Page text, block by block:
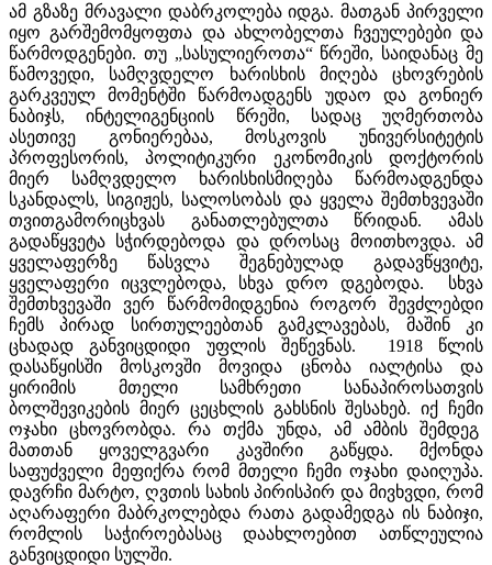
ამ გზაზე მრავალი დაბრკოლება იდგა. მათგან პირველი
იყო გარშემომყოფთა და ახლობელთა ჩვეულებები და
წარმოდგენები. თუ „სასულიეროთა“ წრეში, საიდანაც მე
წამოვედი, სამღვდელო ხარისხის მიღება ცხოვრების
გარკვეულ მომენტში წარმოადგენს უდაო და გონიერ
ნაბიჯს, ინტელიგენციის წრეში, სადაც უღმერთობა
ასეთივე გონიერებაა, მოსკოვის უნივერსიტეტის
პროფესორის, პოლიტიკური ეკონომიკის დოქტორის
მიერ სამღვდელო ხარისხისმიღება წარმოადგენდა
სკანდალს, სიგიჟეს, სალოსობას და ყველა შემთხვევაში
თვითგამორიცხვას განათლებულთა წრიდან. ამას
გადაწყვეტა სჭირდებოდა და დროსაც მოითხოვდა. ამ
ყველაფერზე წასვლა შეგნებულად გადავწყვიტე,
ყველაფერი იცვლებოდა, სხვა დრო დგებოდა. სხვა
შემთხვევაში ვერ წარმომიდგენია როგორ შევძლებდი
ჩემს პირად სირთულეებთან გამკლავებას, მაშინ კი
ცხადად განვიცდიდი უფლის შეწევნას. 1918 წლის
დასაწყისში მოსკოვში მოვიდა ცნობა იალტისა და
ყირიმის მთელი სამხრეთი სანაპიროსათვის
ბოლშევიკების მიერ ცეცხლის გახსნის შესახებ. იქ ჩემი
ოჯახი ცხოვრობდა. რა თქმა უნდა, ამ ამბის შემდეგ
მათთან ყოველგვარი კავშირი გაწყდა. მქონდა
საფუძველი მეფიქრა რომ მთელი ჩემი ოჯახი დაიღუპა.
დავრჩი მარტო, ღვთის სახის პირისპირ და მივხვდი, რომ
აღარაფერი მაბრკოლებდა რათა გადამედგა ის ნაბიჯი,
რომლის საჭიროებასაც დაახლოებით ათწლეულია
განვიცდიდი სულში.